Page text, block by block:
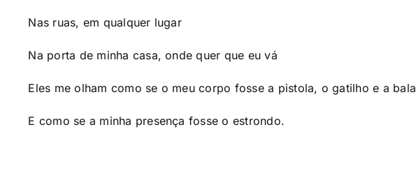
Nas ruas, em qualquer lugar
Na porta de minha casa, onde quer que eu vá
Eles me olham como se o meu corpo fosse a pistola, o gatilho e a bala
E como se a minha presença fosse o estrondo.